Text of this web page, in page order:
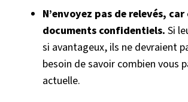
N’envoyez pas de relevés,
documents confidentiels. Si
si avantageux, ils ne devraient
besoin de savoir combien vous
actuelle.